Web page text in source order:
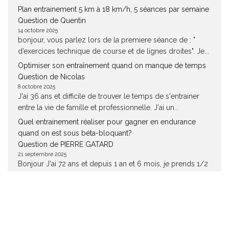
Plan entrainement 5 km à 18 km/h, 5 séances par semaine
Question de Quentin
14 octobre 2025
bonjour, vous parlez lors de la premiere séance de : "
d’exercices technique de course et de lignes droites". Je...
Optimiser son entraînement quand on manque de temps
Question de Nicolas
8 octobre 2025
J'ai 36 ans et difficile de trouver le temps de s'entrainer
entre la vie de famille et professionnelle. J'ai un...
Quel entrainement réaliser pour gagner en endurance
quand on est sous béta-bloquant?
Question de PIERRE GATARD
21 septembre 2025
Bonjour J'ai 72 ans et depuis 1 an et 6 mois, je prends 1/2